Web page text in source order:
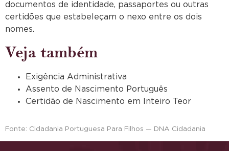
documentos de identidade, passaportes ou outras
certidões que estabeleçam o nexo entre os dois
nomes.
Veja também
Exigência Administrativa
Assento de Nascimento Português
Certidão de Nascimento em Inteiro Teor
Fonte: Cidadania Portuguesa Para Filhos — DNA Cidadania